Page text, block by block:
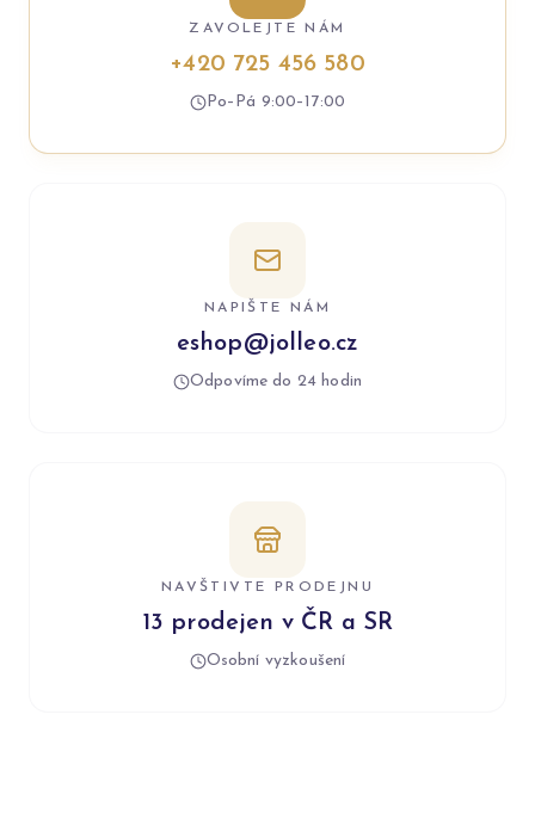
ZAVOLEJTE NÁM
+420 725 456 580
Po–Pá 9:00–17:00
NAPIŠTE NÁM
eshop@jolleo.cz
Odpovíme do 24 hodin
NAVŠTIVTE PRODEJNU
13 prodejen v ČR a SR
Osobní vyzkoušení